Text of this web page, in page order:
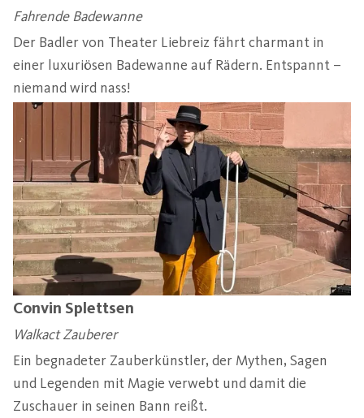
Fahrende Badewanne
Der Badler von Theater Liebreiz fährt charmant in
einer luxuriösen Badewanne auf Rädern. Entspannt –
niemand wird nass!
Convin Splettsen
Walkact Zauberer
Ein begnadeter Zauberkünstler, der Mythen, Sagen
und Legenden mit Magie verwebt und damit die
Zuschauer in seinen Bann reißt.